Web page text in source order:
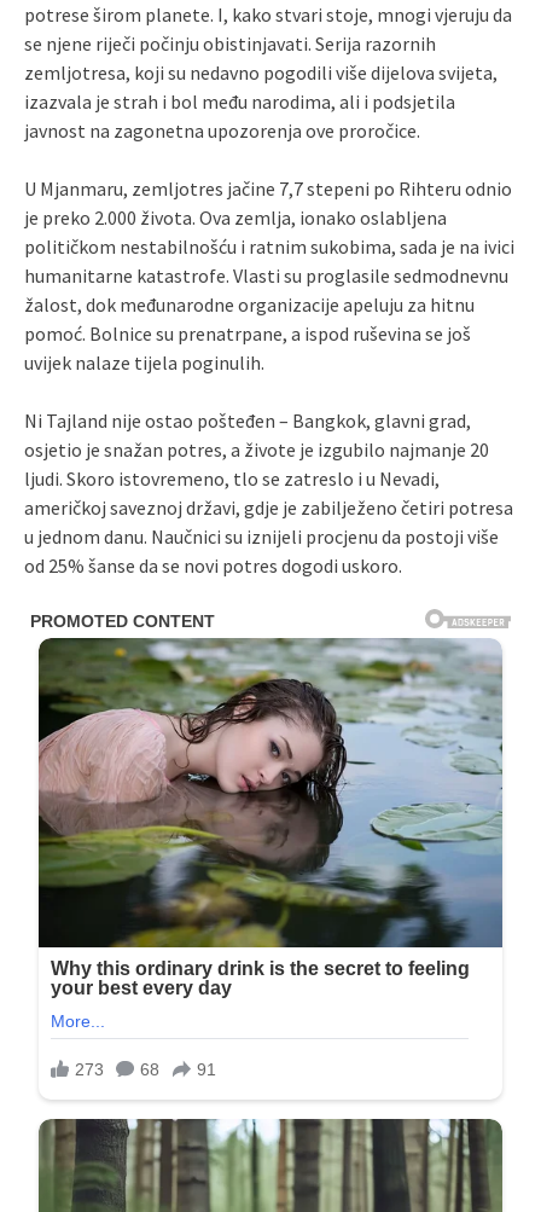
potrese širom planete. I, kako stvari stoje, mnogi vjeruju da
se njene riječi počinju obistinjavati. Serija razornih
zemljotresa, koji su nedavno pogodili više dijelova svijeta,
izazvala je strah i bol među narodima, ali i podsjetila
javnost na zagonetna upozorenja ove proročice.
U Mjanmaru, zemljotres jačine 7,7 stepeni po Rihteru odnio
je preko 2.000 života. Ova zemlja, ionako oslabljena
političkom nestabilnošću i ratnim sukobima, sada je na ivici
humanitarne katastrofe. Vlasti su proglasile sedmodnevnu
žalost, dok međunarodne organizacije apeluju za hitnu
pomoć. Bolnice su prenatrpane, a ispod ruševina se još
uvijek nalaze tijela poginulih.
Ni Tajland nije ostao pošteđen – Bangkok, glavni grad,
osjetio je snažan potres, a živote je izgubilo najmanje 20
ljudi. Skoro istovremeno, tlo se zatreslo i u Nevadi,
američkoj saveznoj državi, gdje je zabilježeno četiri potresa
u jednom danu. Naučnici su iznijeli procjenu da postoji više
od 25% šanse da se novi potres dogodi uskoro.